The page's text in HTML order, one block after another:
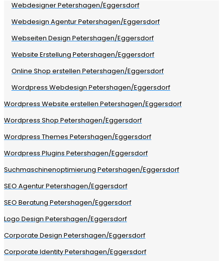
Webdesigner Petershagen/Eggersdorf
Webdesign Agentur Petershagen/Eggersdorf
Webseiten Design Petershagen/Eggersdorf
Website Erstellung Petershagen/Eggersdorf
Online Shop erstellen Petershagen/Eggersdorf
Wordpress Webdesign Petershagen/Eggersdorf
Wordpress Website erstellen Petershagen/Eggersdorf
Wordpress Shop Petershagen/Eggersdorf
Wordpress Themes Petershagen/Eggersdorf
Wordpress Plugins Petershagen/Eggersdorf
Suchmaschinenoptimierung Petershagen/Eggersdorf
SEO Agentur Petershagen/Eggersdorf
SEO Beratung Petershagen/Eggersdorf
Logo Design Petershagen/Eggersdorf
Corporate Design Petershagen/Eggersdorf
Corporate Identity Petershagen/Eggersdorf